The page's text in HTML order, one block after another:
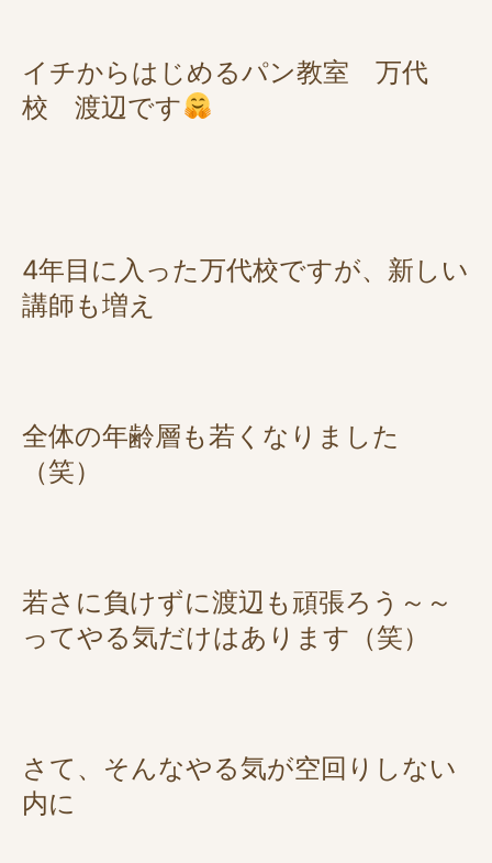
イチからはじめるパン教室 万代
校 渡辺です
4年目に入った万代校ですが、新しい
講師も増え
全体の年齢層も若くなりました
（笑）
若さに負けずに渡辺も頑張ろう～～
ってやる気だけはあります（笑）
さて、そんなやる気が空回りしない
内に